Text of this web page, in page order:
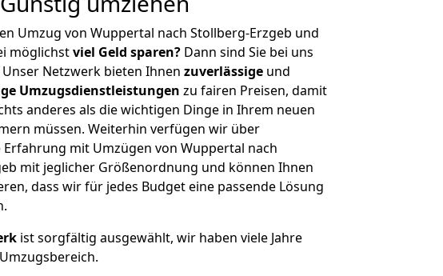
Umzug von Wuppertal nach Stollberg-Erzgeb und
möglichstviel Geld sparen? Dann sind Sie bei uns
Netzwerk bieten Ihnen zuverlässige und
Umzugsdienstleistungen zu fairen Preisen, damit
anderes als die wichtigen Dinge in Ihrem neuen
müssen. Weiterhin verfügen wir über
mit Umzügen von Wuppertal nach
mit jeglicher Größenordnung und können Ihnen
dass wir für jedes Budget eine passende Lösung
ist sorgfältig ausgewählt, wir haben viele Jahre